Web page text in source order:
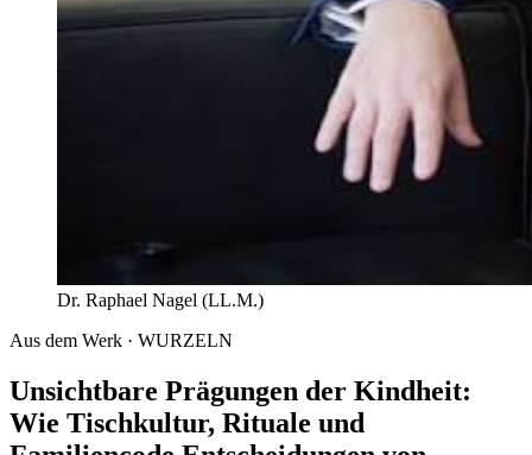
Dr. Raphael Nagel (LL.M.)
Aus dem Werk · WURZELN
Unsichtbare Prägungen der Kindheit:
Wie Tischkultur, Rituale und